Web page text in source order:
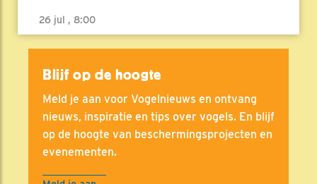
26 jul , 8:00
Blijf op de hoogte
Meld je aan voor Vogelnieuws en ontvang
nieuws, inspiratie en tips over vogels. En blijf
op de hoogte van beschermingsprojecten en
evenementen.